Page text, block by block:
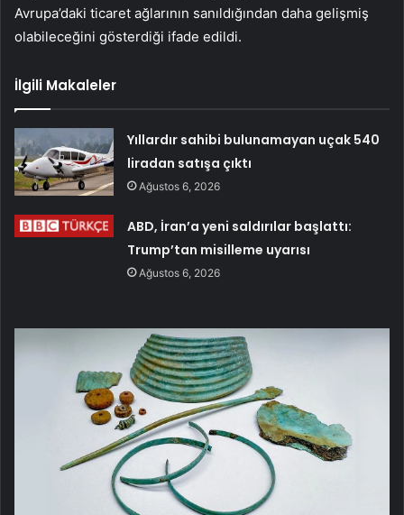
Avrupa’daki ticaret ağlarının sanıldığından daha gelişmiş
olabileceğini gösterdiği ifade edildi.
İlgili Makaleler
Yıllardır sahibi bulunamayan uçak 540
liradan satışa çıktı
Ağustos 6, 2026
ABD, İran’a yeni saldırılar başlattı:
Trump’tan misilleme uyarısı
Ağustos 6, 2026